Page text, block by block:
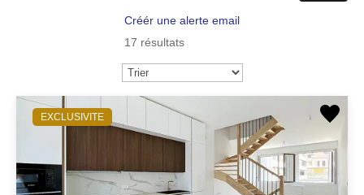
Créér une alerte email
17 résultats
EXCLUSIVITE